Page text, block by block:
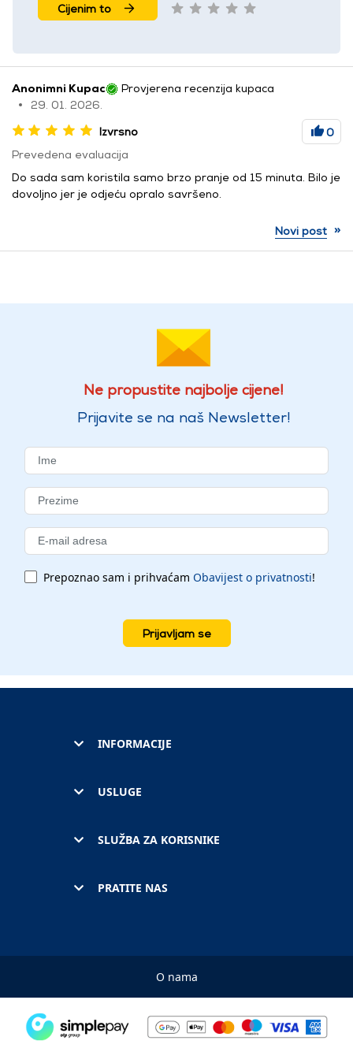
Cijenim to
Anonimni Kupac
Provjerena recenzija kupaca
29. 01. 2026.
Izvrsno
0
Prevedena evaluacija
Do sada sam koristila samo brzo pranje od 15 minuta. Bilo je
dovoljno jer je odjeću opralo savršeno.
Novi post »
Ne propustite najbolje cijene!
Prijavite se na naš Newsletter!
Prepoznao sam i prihvaćam Obavijest o privatnosti!
Prijavljam se
INFORMACIJE
USLUGE
SLUŽBA ZA KORISNIKE
PRATITE NAS
O nama